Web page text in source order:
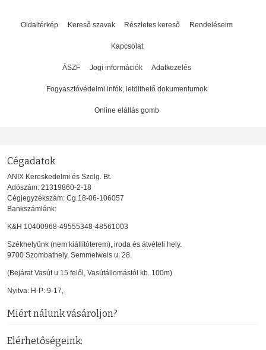
Oldaltérkép Kereső szavak Részletes kereső Rendeléseim
Kapcsolat
ÁSZF Jogi információk Adatkezelés
Fogyasztóvédelmi infók, letölthető dokumentumok
Online elállás gomb
Cégadatok
ANIX Kereskedelmi és Szolg. Bt.
Adószám: 21319860-2-18
Cégjegyzékszám: Cg.18-06-106057
Bankszámlánk:
K&H 10400968-49555348-48561003
Székhelyünk (nem kiállítóterem), iroda és átvételi hely.
9700 Szombathely, Semmelweis u. 28.
(Bejárat Vasút u 15 felől, Vasútállomástól kb. 100m)
Nyitva: H-P: 9-17,
Miért nálunk vásároljon?
Elérhetőségeink: